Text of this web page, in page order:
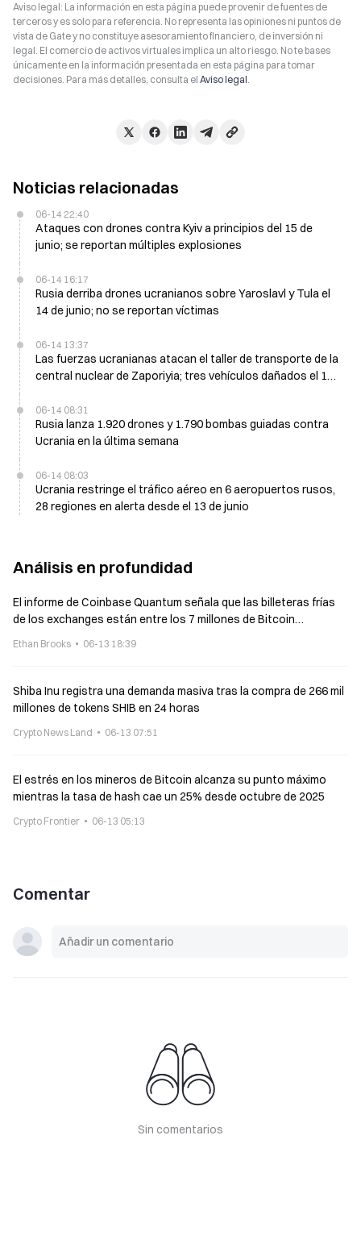
Aviso legal: La información en esta página puede provenir de fuentes de
terceros y es solo para referencia. No representa las opiniones ni puntos de
vista de Gate y no constituye asesoramiento financiero, de inversión ni
legal. El comercio de activos virtuales implica un alto riesgo. No te bases
únicamente en la información presentada en esta página para tomar
decisiones. Para más detalles, consulta el Aviso legal.
Noticias relacionadas
06-14 22:40
Ataques con drones contra Kyiv a principios del 15 de
junio; se reportan múltiples explosiones
06-14 16:17
Rusia derriba drones ucranianos sobre Yaroslavl y Tula el
14 de junio; no se reportan víctimas
06-14 13:37
Las fuerzas ucranianas atacan el taller de transporte de la
central nuclear de Zaporiyia; tres vehículos dañados el 13
06-14 08:31
Rusia lanza 1.920 drones y 1.790 bombas guiadas contra
Ucrania en la última semana
06-14 08:03
Ucrania restringe el tráfico aéreo en 6 aeropuertos rusos,
28 regiones en alerta desde el 13 de junio
Análisis en profundidad
El informe de Coinbase Quantum señala que las billeteras frías
de los exchanges están entre los 7 millones de Bitcoin
Ethan Brooks 06-13 18:39
Shiba Inu registra una demanda masiva tras la compra de 266 mil
millones de tokens SHIB en 24 horas
Crypto News Land 06-13 07:51
El estrés en los mineros de Bitcoin alcanza su punto máximo
mientras la tasa de hash cae un 25% desde octubre de 2025
Crypto Frontier 06-13 05:13
Comentar
Sin comentarios